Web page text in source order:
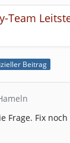
Team
Beitrag
Frage. Fix